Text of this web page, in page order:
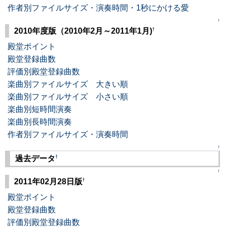
作者別ファイルサイズ・演奏時間・1秒にかける愛
↑
2010年度版（2010年2月～2011年1月)†
殿堂ポイント
殿堂登録曲数
評価別殿堂登録曲数
楽曲別ファイルサイズ 大きい順
楽曲別ファイルサイズ 小さい順
楽曲別短時間演奏
楽曲別長時間演奏
作者別ファイルサイズ・演奏時間
↑
過去データ †
↑
2011年02月28日版†
殿堂ポイント
殿堂登録曲数
評価別殿堂登録曲数